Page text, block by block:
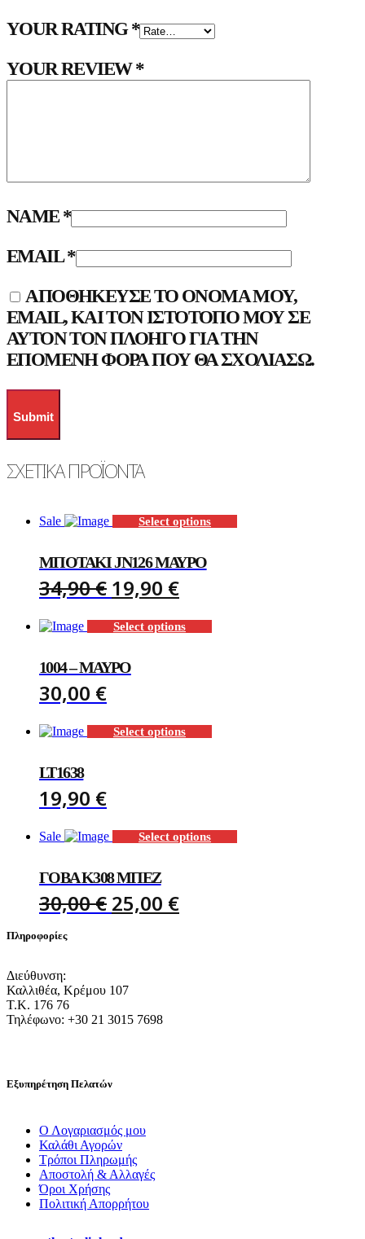
YOUR RATING*
YOUR REVIEW*
NAME*
EMAIL*
ΑΠΟΘΉΚΕΥΣΕ ΤΟ ΌΝΟΜΆ ΜΟΥ,
EMAIL, ΚΑΙ ΤΟΝ ΙΣΤΌΤΟΠΟ ΜΟΥ ΣΕ
ΑΥΤΌΝ ΤΟΝ ΠΛΟΗΓΌ ΓΙΑ ΤΗΝ
ΕΠΌΜΕΝΗ ΦΟΡΆ ΠΟΥ ΘΑ ΣΧΟΛΙΆΣΩ.
ΣΧΕΤΙΚΆ ΠΡΟΪΌΝΤΑ
Sale Select options
ΜΠΟΤΆΚΙ JN126 ΜΑΎΡΟ
34,90€ ORIGINAL
PRICE
WAS:
34,90 €.
19,90 €CURRENT
PRICE
IS:
Select options
1004 – ΜΑΎΡΟ
30,00 €
Select options
LT1638
19,90 €
Sale Select options
ΓΌΒΑ K308 ΜΠΈΖ
30,00€ ORIGINAL
30,00 €.
25,00 €CURRENT
Πληροφορίες
Διεύθυνση:
Καλλιθέα, Κρέμου 107
Τ.Κ. 176 76
Τηλέφωνο: +30 21 3015 7698
Εξυπηρέτηση Πελατών
Ο Λογαριασμός μου
Καλάθι Αγορών
Τρόποι Πληρωμής
Αποστολή & Αλλαγές
Όροι Χρήσης
Πολιτική Απορρήτου